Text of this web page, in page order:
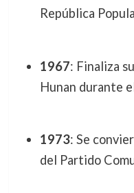
República
1967: Finaliza
Hunan durante
1973: Se
del Partido